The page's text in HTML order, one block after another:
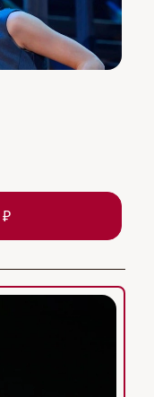
₽